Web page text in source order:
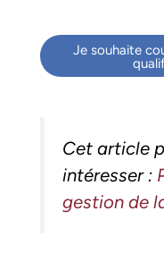
Je souhaite
Cet article
intéresser :
gestion de